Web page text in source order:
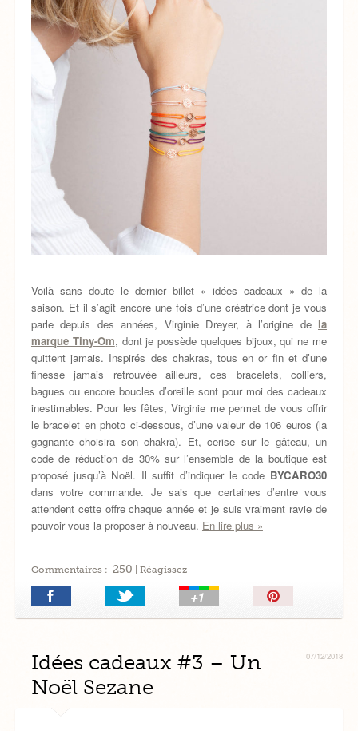
Voilà sans doute le dernier billet « idées cadeaux » de la
saison. Et il s’agit encore une fois d’une créatrice dont je vous
parle depuis des années, Virginie Dreyer, à l’origine de la
marque Tiny-Om, dont je possède quelques bijoux, qui ne me
quittent jamais. Inspirés des chakras, tous en or fin et d’une
finesse jamais retrouvée ailleurs, ces bracelets, colliers,
bagues ou encore boucles d’oreille sont pour moi des cadeaux
inestimables. Pour les fêtes, Virginie me permet de vous offrir
le bracelet en photo ci-dessous, d’une valeur de 106 euros (la
gagnante choisira son chakra). Et, cerise sur le gâteau, un
code de réduction de 30% sur l’ensemble de la boutique est
proposé jusqu’à Noël. Il suffit d’indiquer le code BYCARO30
dans votre commande. Je sais que certaines d’entre vous
attendent cette offre chaque année et je suis vraiment ravie de
pouvoir vous la proposer à nouveau. En lire plus »
Commentaires : 250 | Réagissez
Épingler!
07/12/2018
Idées cadeaux #3 – Un
Noël Sezane